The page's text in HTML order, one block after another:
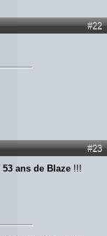
#22
#23
53 ans de Blaze !!!